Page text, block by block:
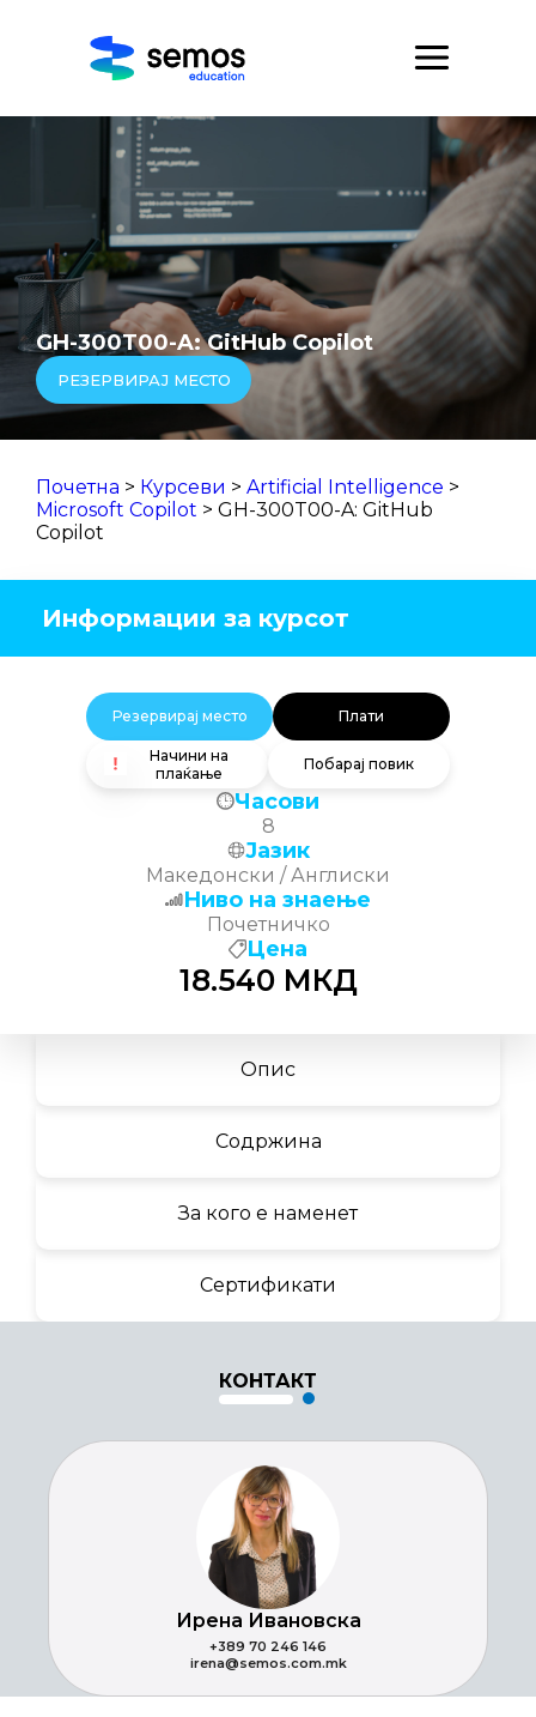
GH-300T00-A: GitHub Copilot
РЕЗЕРВИРАЈ МЕСТО
Почетна > Курсеви > Artificial Intelligence >
Microsoft Copilot > GH-300T00-A: GitHub
Copilot
Опис
Содржина
За кого е наменет
Сертификати
КОНТАКТ
Ирена Ивановска
+389 70 246 146
irena@semos.com.mk
Информации за курсот
Резервирај место Плати
Начини на
плаќање
Побарај повик
Часови
8
Јазик
Македонски / Англиски
Ниво на знаење
Почетничко
Цена
18.540МКД